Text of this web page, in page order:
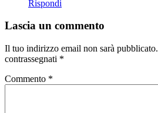
Rispondi
Lascia un commento
Il tuo indirizzo email non sarà pubblicato.
contrassegnati *
Commento *